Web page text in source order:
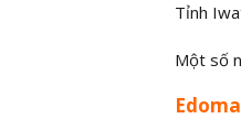
Tỉnh
Một số